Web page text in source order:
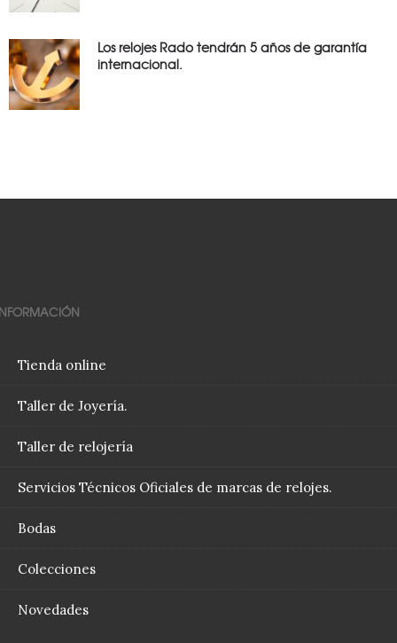
Los relojes Rado tendrán 5 años de garantía
internacional.
Tienda online
Taller de Joyería.
Taller de relojería
Servicios Técnicos Oficiales de marcas de relojes.
Bodas
Colecciones
Novedades